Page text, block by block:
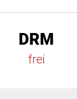
DRM
frei